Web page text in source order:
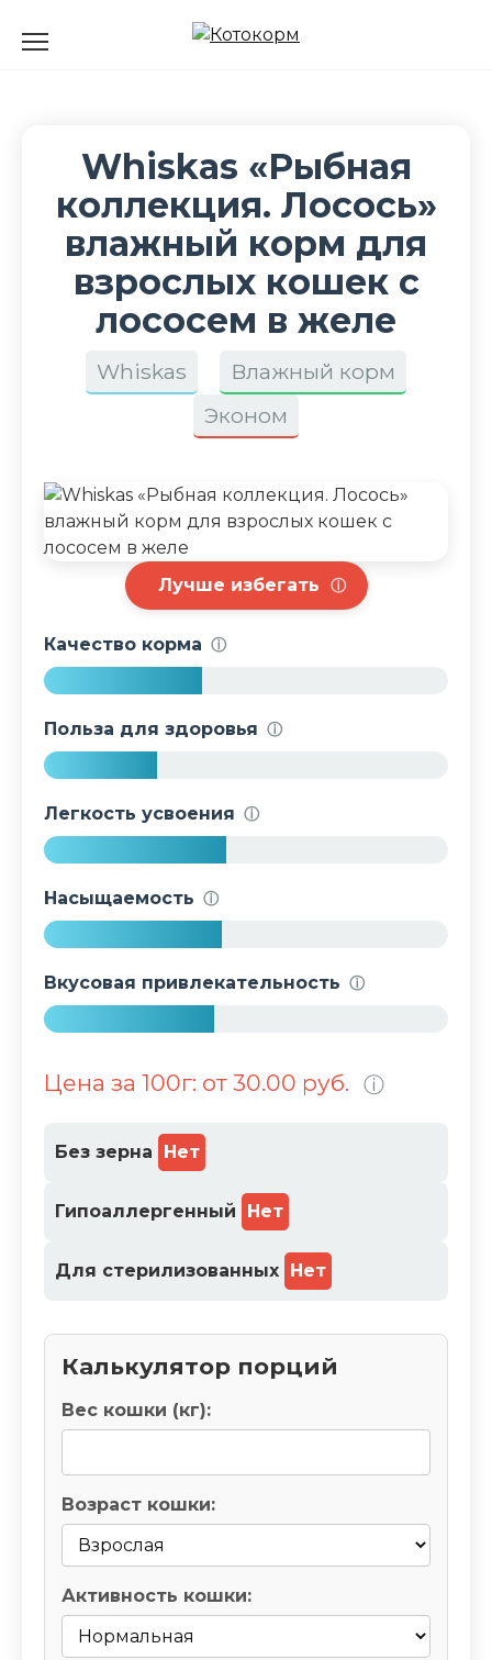
Whiskas «Рыбная
коллекция. Лосось»
влажный корм для
взрослых кошек с
лососем в желе
Whiskas
Влажный корм
Эконом
Лучше избегать ⓘ
Качество корма ⓘ
Польза для здоровья ⓘ
Легкость усвоения ⓘ
Насыщаемость ⓘ
Вкусовая привлекательность ⓘ
Цена за 100г: от 30.00 руб. ⓘ
Без зерна Нет
Гипоаллергенный Нет
Для стерилизованных Нет
Калькулятор порций
Вес кошки (кг):
Возраст кошки:
Активность кошки: